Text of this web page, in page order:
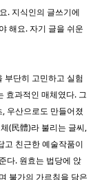
. 지식인의 글쓰기에
해요. 자기 글을 쉬운
부단히 고민하고 실험
효과적인 매체였다. 그
우산으로도 만들어졌
(民體)라 불리는 글씨,
고 친근한 예술작품이
다. 원효는 법당에 앉
불가의 가르침을 담은